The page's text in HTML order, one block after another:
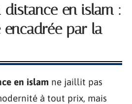
distance en islam :
par la
en islam ne jaillit pas
à tout prix, mais